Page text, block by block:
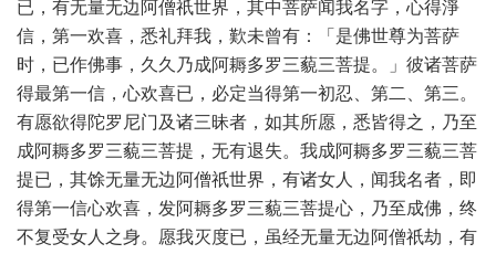
已，有无量无边阿僧祇世界，其中菩萨闻我名字，心得淨
信，第一欢喜，悉礼拜我，歎未曾有：「是佛世尊为菩萨
时，已作佛事，久久乃成阿耨多罗三藐三菩提。」彼诸菩萨
得最第一信，心欢喜已，必定当得第一初忍、第二、第三。
有愿欲得陀罗尼门及诸三昧者，如其所愿，悉皆得之，乃至
成阿耨多罗三藐三菩提，无有退失。我成阿耨多罗三藐三菩
提已，其馀无量无边阿僧祇世界，有诸女人，闻我名者，即
得第一信心欢喜，发阿耨多罗三藐三菩提心，乃至成佛，终
不复受女人之身。愿我灭度已，虽经无量无边阿僧祇劫，有